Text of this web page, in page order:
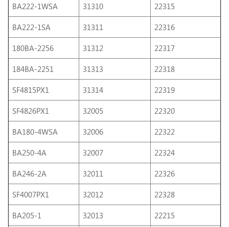
BA222-1WSA 31310 22315
BA222-1SA 31311 22316
180BA-2256 31312 22317
184BA-2251 31313 22318
SF4815PX1 31314 22319
SF4826PX1 32005 22320
BA180-4WSA 32006 22322
BA250-4A 32007 22324
BA246-2A 32011 22326
SF4007PX1 32012 22328
BA205-1 32013 22215